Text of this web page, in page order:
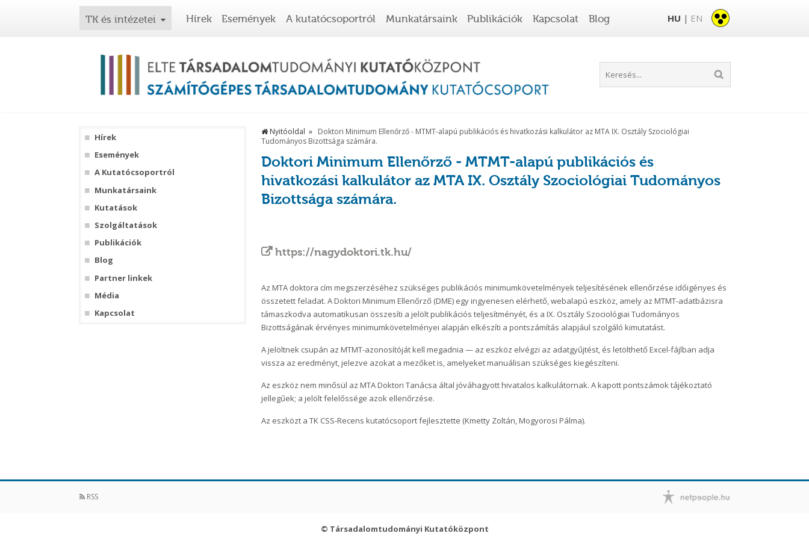
TK és intézetei Hírek Események A kutatócsoportról Munkatársaink Publikációk Kapcsolat Blog HU | EN
Hírek
Események
A Kutatócsoportról
Munkatársaink
Kutatások
Szolgáltatások
Publikációk
Blog
Partner linkek
Média
Kapcsolat
Nyitóoldal
Doktori Minimum Ellenőrző - MTMT-alapú publikációs és hivatkozási kalkulátor az MTA IX. Osztály Szociológiai
Tudományos Bizottsága számára.
Doktori Minimum Ellenőrző - MTMT-alapú publikációs és
hivatkozási kalkulátor az MTA IX. Osztály Szociológiai Tudományos
Bizottsága számára.
https://nagydoktori.tk.hu/
Az MTA doktora cím megszerzéséhez szükséges publikációs minimumkövetelmények teljesítésének ellenőrzése időigényes és
összetett feladat. A Doktori Minimum Ellenőrző (DME) egy ingyenesen elérhető, webalapú eszköz, amely az MTMT-adatbázisra
támaszkodva automatikusan összesíti a jelölt publikációs teljesítményét, és a IX. Osztály Szociológiai Tudományos
Bizottságának érvényes minimumkövetelményei alapján elkészíti a pontszámítás alapjául szolgáló kimutatást.
A jelöltnek csupán az MTMT-azonosítóját kell megadnia — az eszköz elvégzi az adatgyűjtést, és letölthető Excel-fájlban adja
vissza az eredményt, jelezve azokat a mezőket is, amelyeket manuálisan szükséges kiegészíteni.
Az eszköz nem minősül az MTA Doktori Tanácsa által jóváhagyott hivatalos kalkulátornak. A kapott pontszámok tájékoztató
jellegűek; a jelölt felelőssége azok ellenőrzése.
Az eszközt a TK CSS-Recens kutatócsoport fejlesztette (Kmetty Zoltán, Mogyorosi Pálma).
RSS
© Társadalomtudományi Kutatóközpont